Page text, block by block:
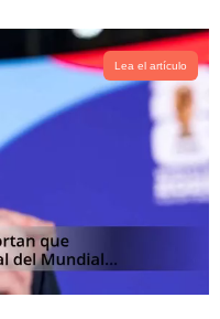
Lea el artículo